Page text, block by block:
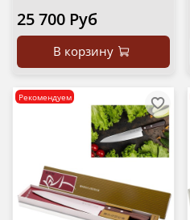
25 700 Руб
В корзину
Рекомендуем